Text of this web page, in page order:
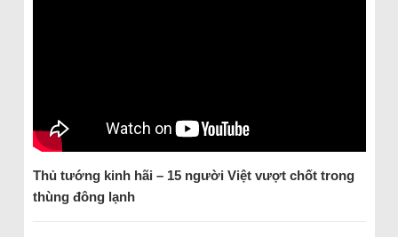
Thủ tướng kinh hãi – 15 người Việt vượt chốt trong
thùng đông lạnh